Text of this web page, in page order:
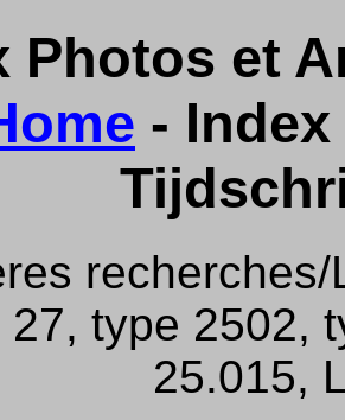
Photos et
-
27, type 2502,
25.015,